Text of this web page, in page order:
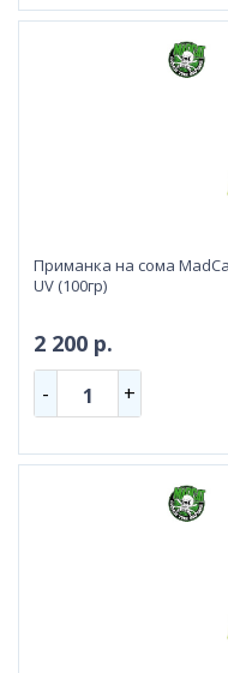
Приманка на сома
UV (100гр)
2 200 р.
- 1 +